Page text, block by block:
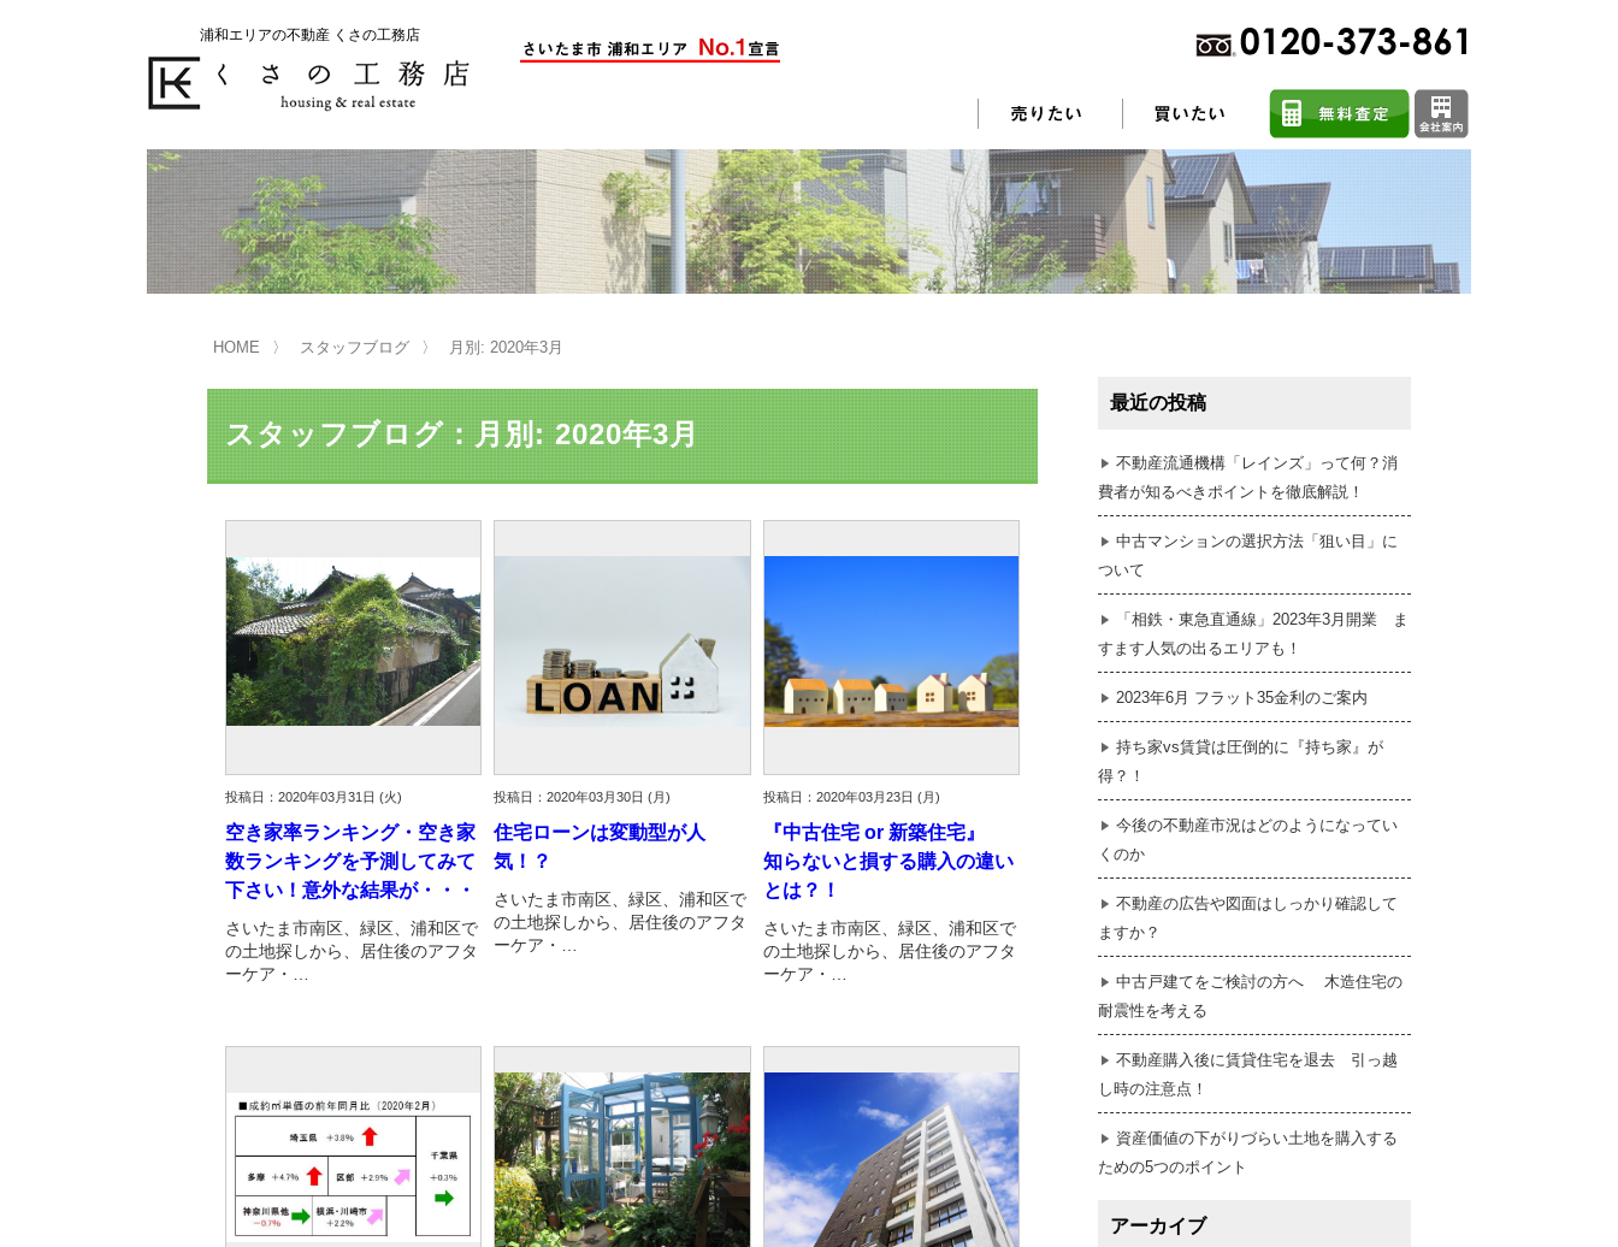
浦和エリアの不動産 くさの工務店
不動産の売却をお考えのお客様
くさの工務店が選ばれる理由 売却活動 売却されたお客様の声 不動産売却に関するよくある質問
買い替えサポート はじめての売却 不動産売却成功のコツ 任意売却
不動産の相続 売却前の修繕・リフォーム
売却の流れ（手順）
不動産売却の詳しい流れ 仲介による不動産売却 買取による不動産売却 売買契約のご締結
不動産の引き渡し 不動産売却後の税金
不動産の購入をお考えのお客様
くさの工務店が選ばれる理由 購入されたお客様の声 不動産購入に関するよくある質問
住宅ローン控除・消費税について
リニュアル仲介とは
資産価値の減りにくい住宅購入 リニュアル仲介で実現する豊かな暮らし はじめての物件探し
HOME スタッフブログ 月別: 2020年3月
スタッフブログ：月別: 2020年3月
投稿日：2020年03月31日 (火)
空き家率ランキング・空き家
数ランキングを予測してみて
下さい！意外な結果が・・・
さいたま市南区、緑区、浦和区で
の土地探しから、居住後のアフタ
ーケア・…
投稿日：2020年03月30日 (月)
住宅ローンは変動型が人
気！？
さいたま市南区、緑区、浦和区で
の土地探しから、居住後のアフタ
ーケア・…
投稿日：2020年03月23日 (月)
『中古住宅 or 新築住宅』
知らないと損する購入の違い
とは？！
さいたま市南区、緑区、浦和区で
の土地探しから、居住後のアフタ
ーケア・…
最近の投稿
不動産流通機構「レインズ」って何？消
費者が知るべきポイントを徹底解説！
中古マンションの選択方法「狙い目」に
ついて
「相鉄・東急直通線」2023年3月開業 ま
すます人気の出るエリアも！
2023年6月 フラット35金利のご案内
持ち家vs賃貸は圧倒的に『持ち家』が
得？！
今後の不動産市況はどのようになってい
くのか
不動産の広告や図面はしっかり確認して
ますか？
中古戸建てをご検討の方へ 木造住宅の
耐震性を考える
不動産購入後に賃貸住宅を退去 引っ越
し時の注意点！
資産価値の下がりづらい土地を購入する
ための5つのポイント
アーカイブ